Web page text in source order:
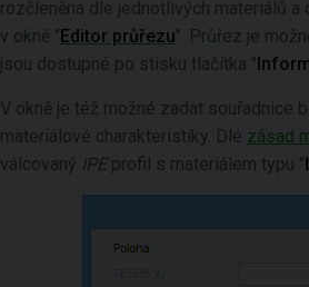
rozčleněna dle jednotlivých materiálů
v okně "Editor průřezu". Průřez je
jsou dostupné po stisku tlačítka "
V okně je též možné zadat souřadnice
materiálové charakteristiky. Dle zásad
válcovaný IPE profil s materiálem typu "